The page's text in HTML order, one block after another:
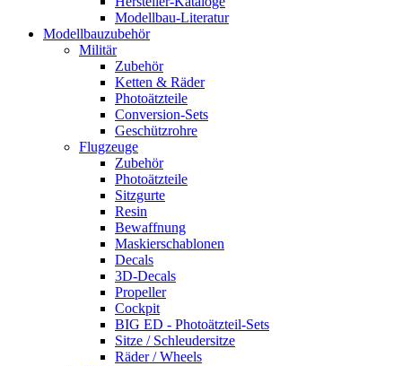
Modellbau-Literatur
Modellbauzubehör
Militär
Zubehör
Ketten & Räder
Photoätzteile
Conversion-Sets
Geschützrohre
Flugzeuge
Zubehör
Photoätzteile
Sitzgurte
Resin
Bewaffnung
Maskierschablonen
Decals
3D-Decals
Propeller
Cockpit
BIG ED - Photoätzteil-Sets
Sitze / Schleudersitze
Räder / Wheels